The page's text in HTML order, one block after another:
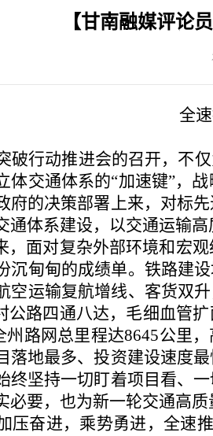
【甘南融媒评论
全
破行动推进会的召开，不
体交通体系的“加速键”，
府的决策部署上来，对标
通体系建设，以交通运输
，面对复杂外部环境和宏
沉甸甸的成绩单。铁路建
空运输复航增线、客货双
公路四通八达，毛细血管
州路网总里程达8645公里
落地最多、投资建设速度
终坚持一切盯着项目看、
必要，也为新一轮交通高质
压奋进，乘势勇进，全速